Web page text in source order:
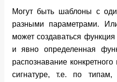
Могут быть шаблоны с
разными параметрами.
может создаваться
и явно определенная
распознавание
сигнатуре, т.е. по типам,